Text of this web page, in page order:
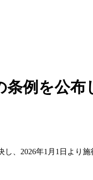
例を公
、2026年1月1日より施